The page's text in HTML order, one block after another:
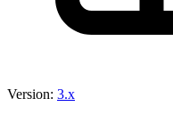
Version: 3.x